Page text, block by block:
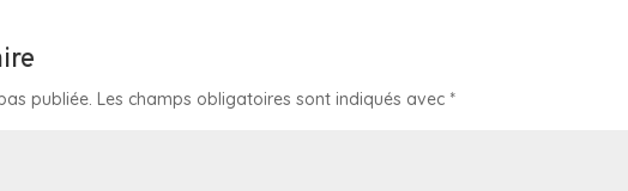
publiée. Les champs obligatoires sont indiqués avec *